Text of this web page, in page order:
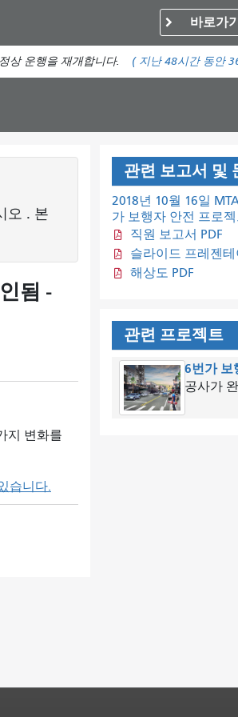
바로가
상 운행을 재개합니다. ( 지난 48시간 동안
오 . 본
됨 -
지 변화를
습니다.
관련 보고서 및
2018년 10월 16일
가 보행자 안전 프로
직원 보고서 PDF
슬라이드 프레젠테
해상도 PDF
관련 프로젝트
6번가 보
공사가